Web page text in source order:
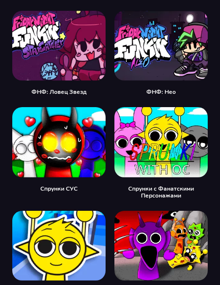
ФНФ: Ловец Звезд ФНФ: Нео
Спрунки СУС
Спрунки с Фанатскими
Персонажами